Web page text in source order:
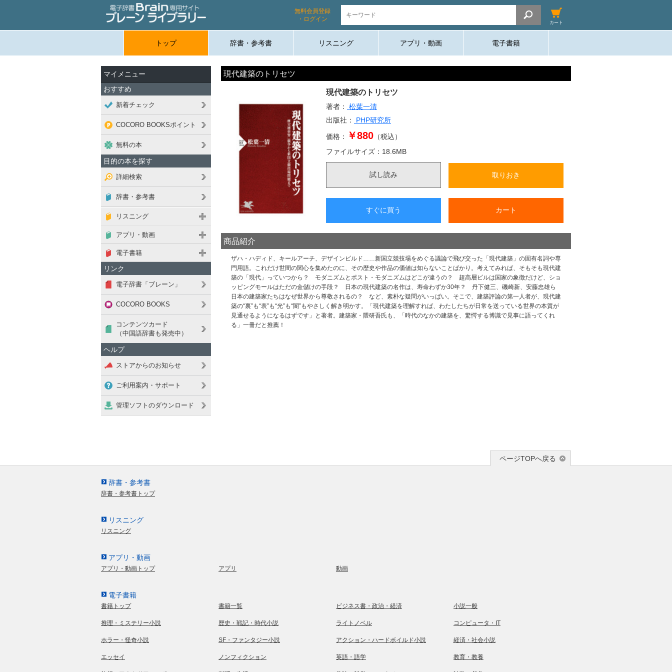
無料会員登録
・ログイン
カート
トップ 辞書・参考書 リスニング アプリ・動画 電子書籍
現代建築のトリセツ
現代建築のトリセツ
著者：
松葉一清
出版社：
PHP研究所
価格： ￥880 （税込）
ファイルサイズ： 18.6MB
試し読み 取りおき
すぐに買う カート
商品紹介
ザハ・ハディド、キールアーチ、デザインビルド……新国立競技場をめぐる議論で飛び交った「現代建築」の固有名詞や専
門用語。これだけ世間の関心を集めたのに、その歴史や作品の価値は知らないことばかり。考えてみれば、そもそも現代建
築の「現代」っていつから？ モダニズムとポスト・モダニズムはどこが違うの？ 超高層ビルは国家の象徴だけど、ショ
ッピングモールはただの金儲けの手段？ 日本の現代建築の名作は、寿命わずか30年？ 丹下健三、磯崎新、安藤忠雄ら
日本の建築家たちはなぜ世界から尊敬されるの？ など、素朴な疑問がいっぱい。そこで、建築評論の第一人者が、現代建
築の“裏”も“表”も“光”も“闇”もやさしく解き明かす。「現代建築を理解すれば、わたしたちが日常を送っている世界の本質が
見通せるようになるはずです」と著者。建築家・隈研吾氏も、「時代のなかの建築を、驚愕する博識で見事に語ってくれ
る」一冊だと推薦！
マイメニュー
おすすめ
新着チェック
COCORO BOOKSポイント
無料の本
目的の本を探す
詳細検索
辞書・参考書
リスニング
アプリ・動画
電子書籍
リンク
電子辞書「ブレーン」
COCORO BOOKS
コンテンツカード
（中国語辞書も発売中）
ヘルプ
ストアからのお知らせ
ご利用案内・サポート
管理ソフトのダウンロード
辞書・参考書
辞書・参考書トップ
リスニング
リスニング
アプリ・動画
アプリ・動画トップ アプリ 動画
電子書籍
書籍トップ 書籍一覧 ビジネス書・政治・経済 小説一般
推理・ミステリー小説 歴史・戦記・時代小説 ライトノベル コンピュータ・IT
ホラー・怪奇小説 SF・ファンタジー小説 アクション・ハードボイルド小説 経済・社会小説
エッセイ ノンフィクション 英語・語学 教育・教養
ページTOPへ戻る